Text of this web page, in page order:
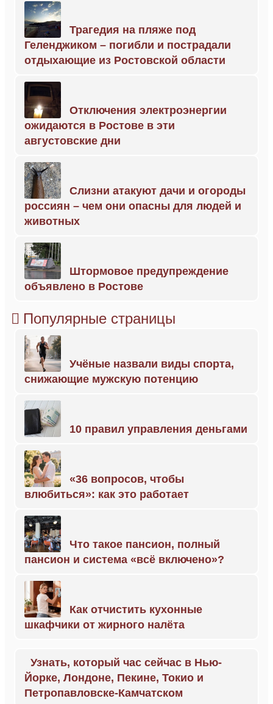
Трагедия на пляже под
Геленджиком – погибли и пострадали
отдыхающие из Ростовской области
Отключения электроэнергии
ожидаются в Ростове в эти
августовские дни
Слизни атакуют дачи и огороды
россиян – чем они опасны для людей и
животных
Штормовое предупреждение
объявлено в Ростове
Популярные страницы
Учёные назвали виды спорта,
снижающие мужскую потенцию
10 правил управления деньгами
«36 вопросов, чтобы
влюбиться»: как это работает
Что такое пансион, полный
пансион и система «всё включено»?
Как отчистить кухонные
шкафчики от жирного налёта
Узнать, который час сейчас в Нью-
Йорке, Лондоне, Пекине, Токио и
Петропавловске-Камчатском